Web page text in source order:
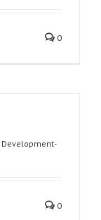
0
Development-
0